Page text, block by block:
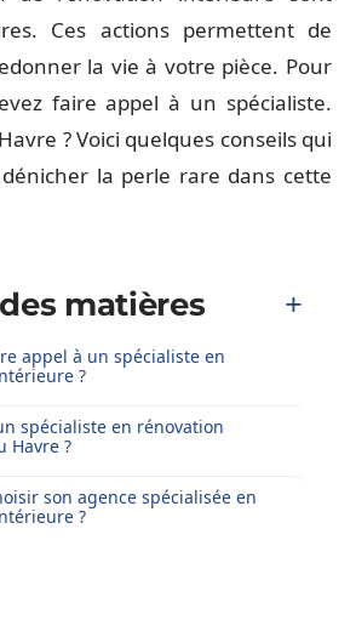
Ces actions permettent de
la vie à votre pièce. Pour
faire appel à un spécialiste.
? Voici quelques conseils qui
la perle rare dans cette
matières
appel à un spécialiste en
?
spécialiste en rénovation
Havre ?
son agence spécialisée en
?